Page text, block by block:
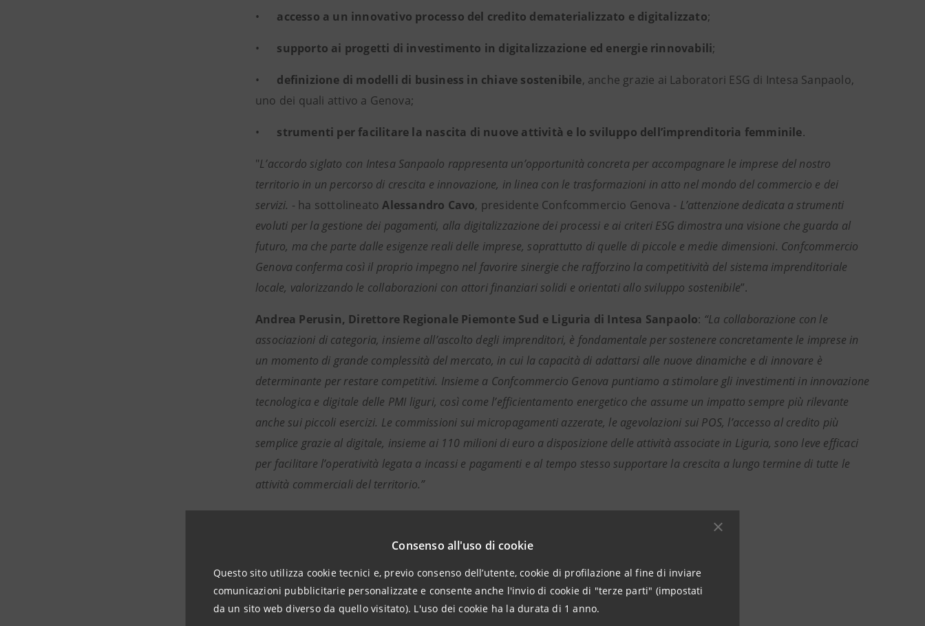
Consenso all'uso di cookie
Questo sito utilizza cookie tecnici e, previo consenso dell’utente, cookie di profilazione al fine di inviare
comunicazioni pubblicitarie personalizzate e consente anche l'invio di cookie di "terze parti" (impostati
da un sito web diverso da quello visitato). L'uso dei cookie ha la durata di 1 anno.
• accesso a un innovativo processo del credito dematerializzato e digitalizzato;
• supporto ai progetti di investimento in digitalizzazione ed energie rinnovabili;
• definizione di modelli di business in chiave sostenibile, anche grazie ai Laboratori ESG di Intesa Sanpaolo,
uno dei quali attivo a Genova;
• strumenti per facilitare la nascita di nuove attività e lo sviluppo dell’imprenditoria femminile.
"L’accordo siglato con Intesa Sanpaolo rappresenta un’opportunità concreta per accompagnare le imprese del nostro
territorio in un percorso di crescita e innovazione, in linea con le trasformazioni in atto nel mondo del commercio e dei
servizi. - ha sottolineato Alessandro Cavo, presidente Confcommercio Genova - L’attenzione dedicata a strumenti
evoluti per la gestione dei pagamenti, alla digitalizzazione dei processi e ai criteri ESG dimostra una visione che guarda al
futuro, ma che parte dalle esigenze reali delle imprese, soprattutto di quelle di piccole e medie dimensioni. Confcommercio
Genova conferma così il proprio impegno nel favorire sinergie che rafforzino la competitività del sistema imprenditoriale
locale, valorizzando le collaborazioni con attori finanziari solidi e orientati allo sviluppo sostenibile”.
Andrea Perusin, Direttore Regionale Piemonte Sud e Liguria di Intesa Sanpaolo: “La collaborazione con le
associazioni di categoria, insieme all’ascolto degli imprenditori, è fondamentale per sostenere concretamente le imprese in
un momento di grande complessità del mercato, in cui la capacità di adattarsi alle nuove dinamiche e di innovare è
determinante per restare competitivi. Insieme a Confcommercio Genova puntiamo a stimolare gli investimenti in innovazione
tecnologica e digitale delle PMI liguri, così come l’efficientamento energetico che assume un impatto sempre più rilevante
anche sui piccoli esercizi. Le commissioni sui micropagamenti azzerate, le agevolazioni sui POS, l’accesso al credito più
semplice grazie al digitale, insieme ai 110 milioni di euro a disposizione delle attività associate in Liguria, sono leve efficaci
per facilitare l’operatività legata a incassi e pagamenti e al tempo stesso supportare la crescita a lungo termine di tutte le
attività commerciali del territorio.”
Intesa Sanpaolo
Media Relations